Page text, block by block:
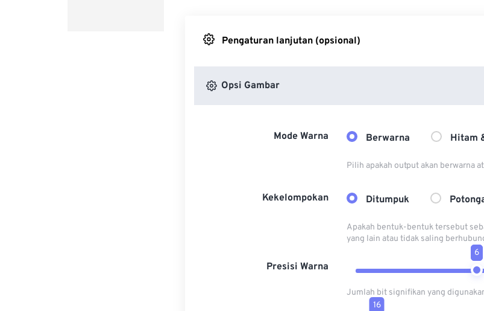
Pengaturan lanjutan (opsional)
Opsi Gambar
Mode Warna Berwarna Hitam
Pilih apakah output akan berwarna
Kekelompokan Ditumpuk
Apakah bentuk-bentuk tersebut
yang lain atau tidak saling
Presisi Warna
6
Jumlah bit signifikan yang
16